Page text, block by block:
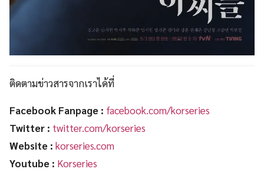
ติดตามข่าวสารจากเราได้ที่
Facebook Fanpage : facebook.com/korseries
Twitter : twitter.com/korseries
Website : korseries.com
Youtube : Korseries